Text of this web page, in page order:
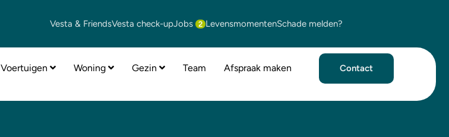
Vesta & FriendsVesta check-upJobs 2 LevensmomentenSchade melden?
Voertuigen Woning Gezin Team Afspraak maken Contact